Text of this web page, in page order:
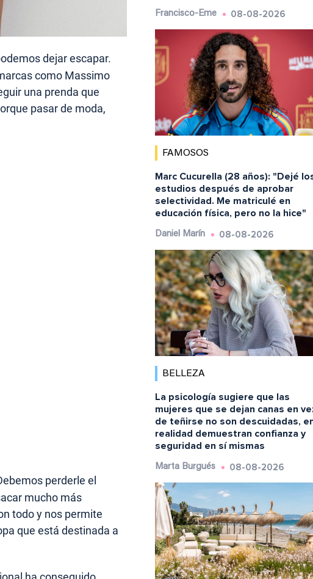
dejar escapar.
como Massimo
una prenda que
pasar de moda,
perderle el
mucho más
todo y nos permite
que está destinada a
Francisco-Eme 08-08-2026
FAMOSOS
Marc Cucurella (28 años): "Dejé
estudios después de aprobar
selectividad. Me matriculé en
educación física, pero no la hice"
Daniel Marín 08-08-2026
BELLEZA
La psicología sugiere que las
mujeres que se dejan canas en
de teñirse no son descuidadas,
realidad demuestran confianza y
seguridad en sí mismas
Marta Burgués 08-08-2026